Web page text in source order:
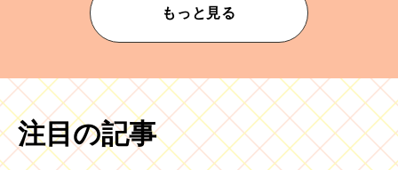
もっと見る
注目の記事